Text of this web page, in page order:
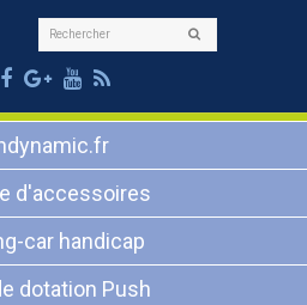
Rechercher
Facebook
Google
Plus
Youtube
RSS
d'accessoires
car handicap
dotation Push